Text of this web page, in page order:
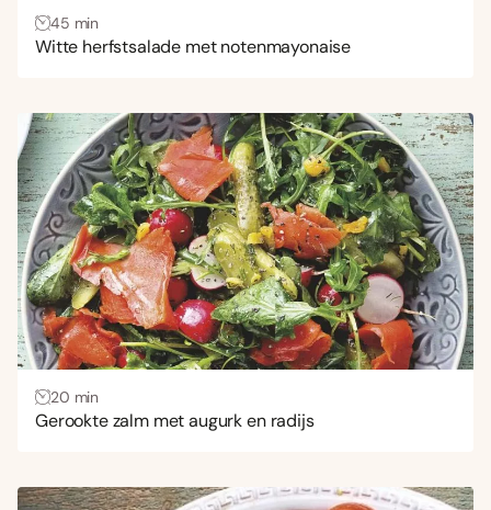
Tapas
Vlees
(24)
Zalm
(3)
Zoet
(1)
Keuken
Aziatisch
(11)
Frans
(33)
Italiaans
(85)
Mexicaans
Midden-Oosters
45 min
Witte herfstsalade met notenmayonaise
20 min
Gerookte zalm met augurk en radijs